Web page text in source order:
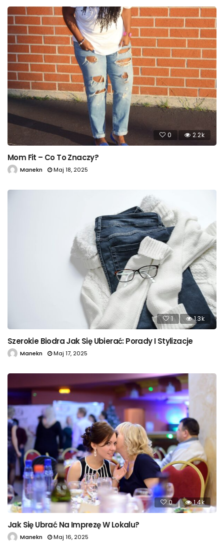
0 2.2k
Mom Fit – Co To Znaczy?
Manekn Maj 18, 2025
1 1.3k
Szerokie Biodra Jak Się Ubierać: Porady I Stylizacje
Manekn Maj 17, 2025
0 1.4k
Jak Się Ubrać Na Imprezę W Lokalu?
Manekn Maj 16, 2025